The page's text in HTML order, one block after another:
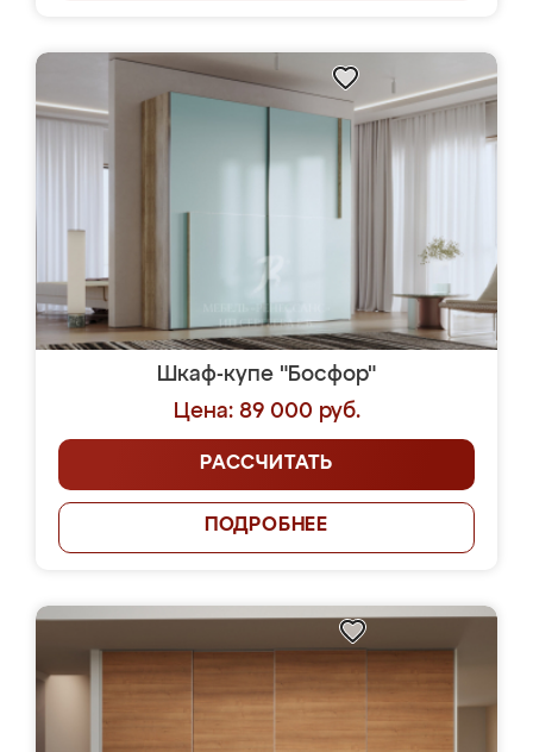
Шкаф-купе "Босфор"
Цена: 89 000 руб.
РАССЧИТАТЬ
ПОДРОБНЕЕ